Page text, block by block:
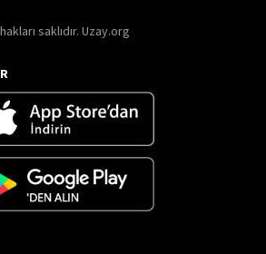
saklıdır. Uzay.org